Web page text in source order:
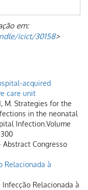
em:
icict/30158>
acquired
care unit
M. Strategies for the
in the neonatal
Infection.Volume
Abstract Congresso
Relacionada à
Infecção Relacionada à